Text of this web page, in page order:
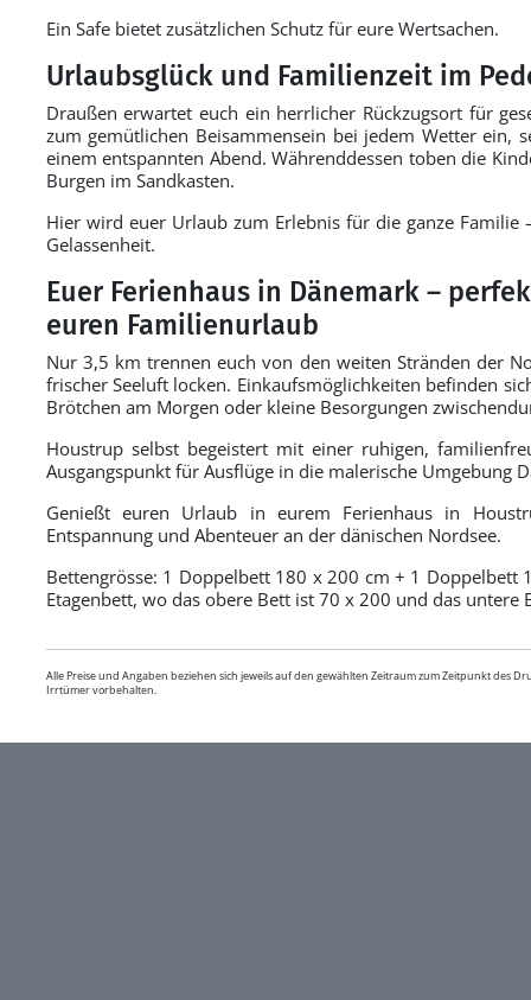
Ein Safe bietet zusätzlichen Schutz für eure Wertsachen.
Urlaubsglück und Familienzeit im
Draußen erwartet euch ein herrlicher Rückzugsort für
zum gemütlichen Beisammensein bei jedem Wetter ein,
einem entspannten Abend. Währenddessen toben die
Burgen im Sandkasten.
Hier wird euer Urlaub zum Erlebnis für die ganze
Gelassenheit.
Euer Ferienhaus in Dänemark –
euren Familienurlaub
Nur 3,5 km trennen euch von den weiten Stränden der
frischer Seeluft locken. Einkaufsmöglichkeiten befinden
Brötchen am Morgen oder kleine Besorgungen
Houstrup selbst begeistert mit einer ruhigen,
Ausgangspunkt für Ausflüge in die malerische Umgebung
Genießt euren Urlaub in eurem Ferienhaus in
Entspannung und Abenteuer an der dänischen Nordsee.
Bettengrösse: 1 Doppelbett 180 x 200 cm + 1
Etagenbett, wo das obere Bett ist 70 x 200 und das untere
Alle Preise und Angaben beziehen sich jeweils auf den gewählten Zeitraum zum Zeitpunkt des
Irrtümer vorbehalten.